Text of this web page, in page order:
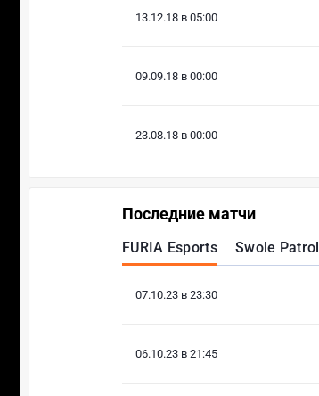
13.12.18 в 05:00
09.09.18 в 00:00
23.08.18 в 00:00
Последние матчи
FURIA Esports Swole Patrol
07.10.23 в 23:30
06.10.23 в 21:45